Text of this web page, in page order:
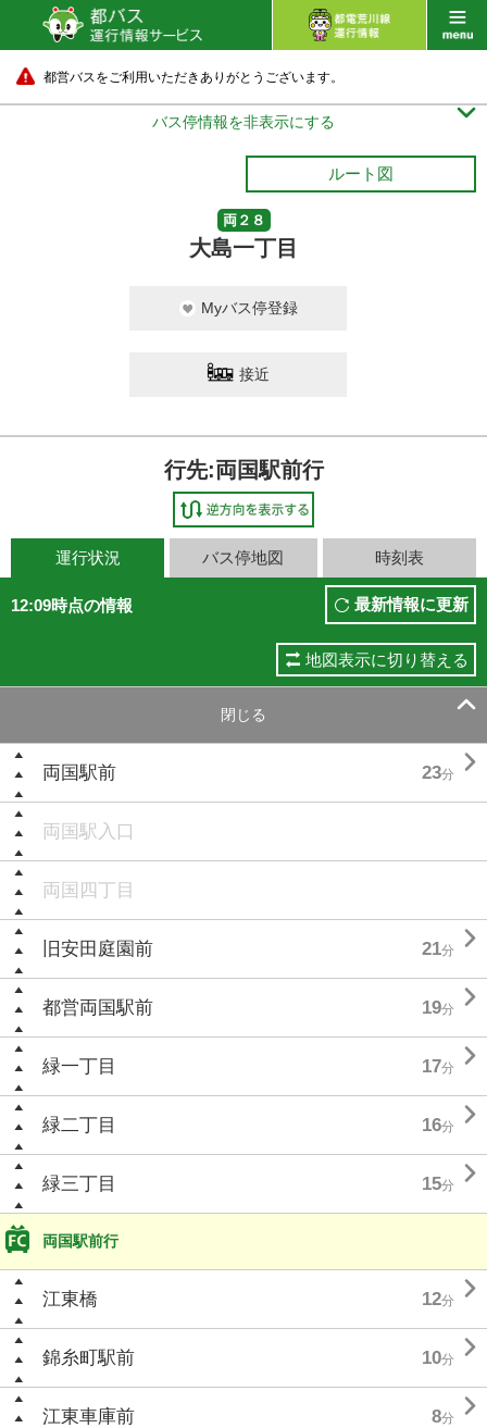
都営バスをご利用いただきありがとうございます。
バス停情報を非表示にする 
ルート図
両２８
大島一丁目
Myバス停登録
接近
行先:両国駅前行
運行状況 バス停地図 時刻表
12:09時点の情報 最新情報に更新
地図表示に切り替える
閉じる 
両国駅前 23分 
両国駅入口
両国四丁目
旧安田庭園前 21分 
都営両国駅前 19分 
緑一丁目 17分 
緑二丁目 16分 
緑三丁目 15分 
両国駅前行
江東橋 12分 
錦糸町駅前 10分 
江東車庫前 8分 